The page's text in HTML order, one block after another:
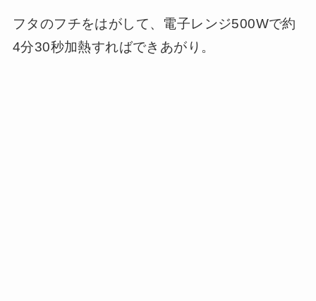
フタのフチをはがして、電子レンジ500Wで約
4分30秒加熱すればできあがり。